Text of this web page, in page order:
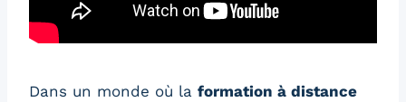
Dans un monde où la formation à distance